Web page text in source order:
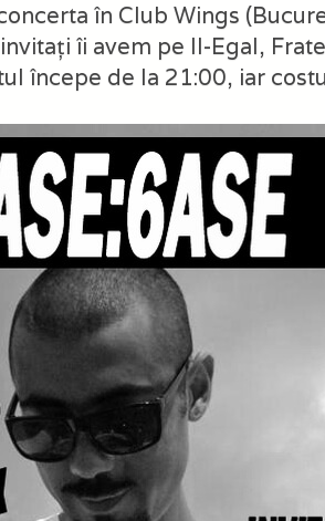
în Club Wings
îi avem pe Il-Egal,
începe de la 21:00, iar